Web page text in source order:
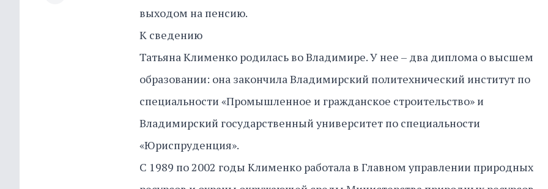
выходом на пенсию.
К сведению
Татьяна Клименко родилась во Владимире. У нее – два диплома о высшем
образовании: она закончила Владимирский политехнический институт по
специальности «Промышленное и гражданское строительство» и
Владимирский государственный университет по специальности
«Юриспруденция».
С 1989 по 2002 годы Клименко работала в Главном управлении природных